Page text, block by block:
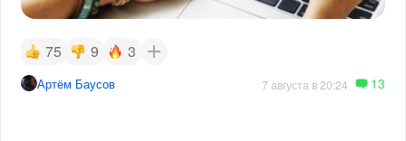
75 9 3
Артём Баусов 7 августа в 20:24 13